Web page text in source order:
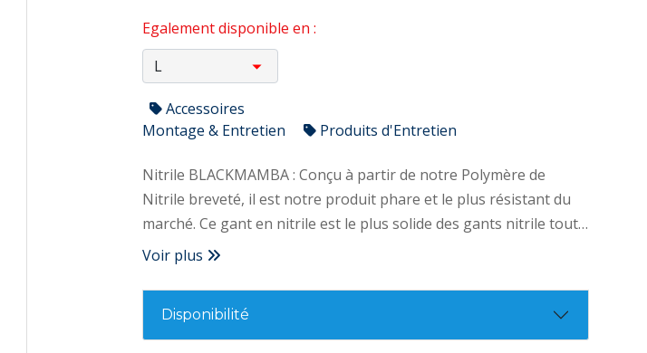
Egalement disponible en :
Accessoires
Montage & Entretien
Produits d'Entretien
Nitrile BLACKMAMBA : Conçu à partir de notre Polymère de
Nitrile breveté, il est notre produit phare et le plus résistant du
marché. Ce gant en nitrile est le plus solide des gants nitrile tout
en gardant une finesse et un touché exceptionnelle (0.16
résistance à de nombreux produits chimiques ainsi qu’aux
perforations. Ultra-résistant : Des gants en nitrile non poudré 3
fois plus résistant que le latex ou encore le vinyl de même
Voir plus
Disponibilité